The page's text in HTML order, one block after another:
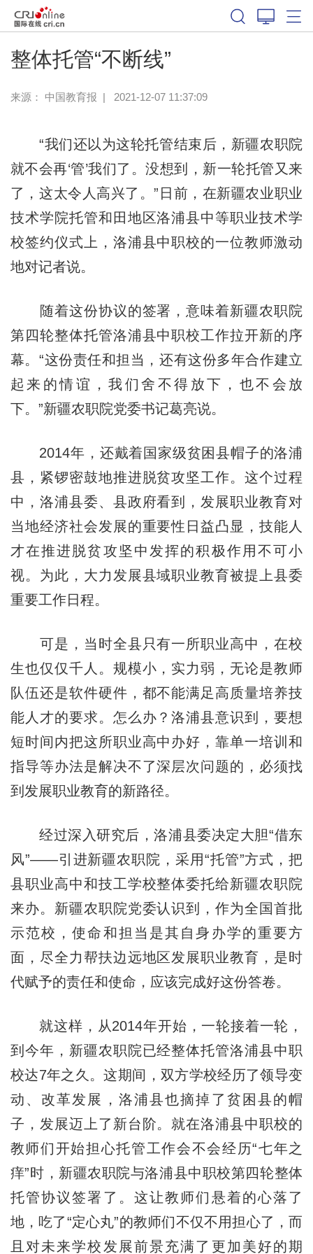
整体托管“不断线”
来源： 中国教育报 | 2021-12-07 11:37:09
“我们还以为这轮托管结束后，新疆农职院
就不会再‘管’我们了。没想到，新一轮托管又来
了，这太令人高兴了。”日前，在新疆农业职业
技术学院托管和田地区洛浦县中等职业技术学
校签约仪式上，洛浦县中职校的一位教师激动
地对记者说。
随着这份协议的签署，意味着新疆农职院
第四轮整体托管洛浦县中职校工作拉开新的序
幕。“这份责任和担当，还有这份多年合作建立
起来的情谊，我们舍不得放下，也不会放
下。”新疆农职院党委书记葛亮说。
2014年，还戴着国家级贫困县帽子的洛浦
县，紧锣密鼓地推进脱贫攻坚工作。这个过程
中，洛浦县委、县政府看到，发展职业教育对
当地经济社会发展的重要性日益凸显，技能人
才在推进脱贫攻坚中发挥的积极作用不可小
视。为此，大力发展县域职业教育被提上县委
重要工作日程。
可是，当时全县只有一所职业高中，在校
生也仅仅千人。规模小，实力弱，无论是教师
队伍还是软件硬件，都不能满足高质量培养技
能人才的要求。怎么办？洛浦县意识到，要想
短时间内把这所职业高中办好，靠单一培训和
指导等办法是解决不了深层次问题的，必须找
到发展职业教育的新路径。
经过深入研究后，洛浦县委决定大胆“借东
风”——引进新疆农职院，采用“托管”方式，把
县职业高中和技工学校整体委托给新疆农职院
来办。新疆农职院党委认识到，作为全国首批
示范校，使命和担当是其自身办学的重要方
面，尽全力帮扶边远地区发展职业教育，是时
代赋予的责任和使命，应该完成好这份答卷。
就这样，从2014年开始，一轮接着一轮，
到今年，新疆农职院已经整体托管洛浦县中职
校达7年之久。这期间，双方学校经历了领导变
动、改革发展，洛浦县也摘掉了贫困县的帽
子，发展迈上了新台阶。就在洛浦县中职校的
教师们开始担心托管工作会不会经历“七年之
痒”时，新疆农职院与洛浦县中职校第四轮整体
托管协议签署了。这让教师们悬着的心落了
地，吃了“定心丸”的教师们不仅不用担心了，而
且对未来学校发展前景充满了更加美好的期